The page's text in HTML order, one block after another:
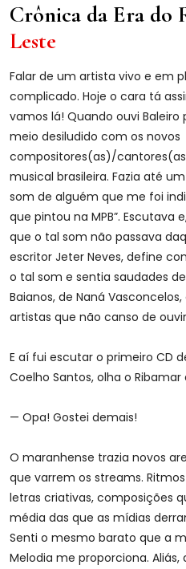
Crônica da Era do
Leste
Falar de um artista vivo e em
complicado. Hoje o cara tá
vamos lá! Quando ouvi
meio desiludido com os novos
compositores(as)/
musical brasileira. Fazia até
som de alguém que me foi
que pintou na MPB”. Escutava
que o tal som não passava
escritor Jeter Neves, define
o tal som e sentia saudades
Baianos, de Naná
artistas que não canso de
E aí fui escutar o primeiro CD
Coelho Santos, olha o
— Opa! Gostei demais!
O maranhense trazia novos
que varrem os streams.
letras criativas, composições
média das que as mídias
Senti o mesmo barato que a
Melodia me proporciona.